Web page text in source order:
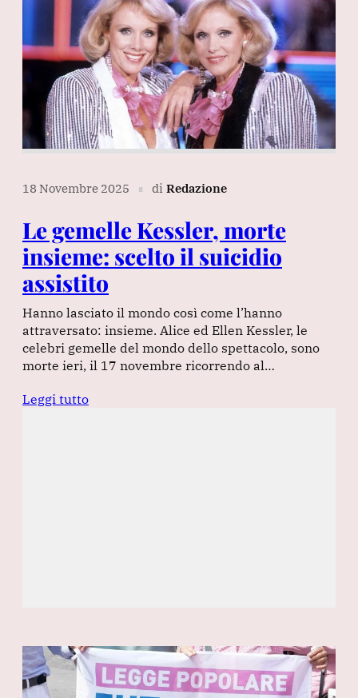
18 Novembre 2025 ∎ di Redazione
Le gemelle Kessler, morte
insieme: scelto il suicidio
assistito
Hanno lasciato il mondo così come l’hanno
attraversato: insieme. Alice ed Ellen Kessler, le
celebri gemelle del mondo dello spettacolo, sono
morte ieri, il 17 novembre ricorrendo al…
Leggi tutto